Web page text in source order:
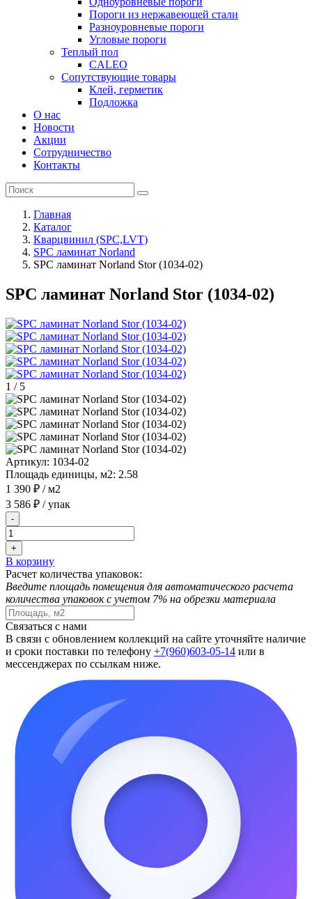
Пороги из нержавеющей стали
Разноуровневые пороги
Угловые пороги
Теплый пол
CALEO
Сопутствующие товары
Клей, герметик
Подложка
О нас
Новости
Акции
Сотрудничество
Контакты
Главная
Каталог
Кварцвинил (SPC,LVT)
SPC ламинат Norland
SPC ламинат Norland Stor (1034-02)
SPC ламинат Norland Stor (1034-02)
1 / 5
Артикул: 1034-02
Площадь единицы, м2: 2.58
1 390 ₽ / м2
3 586 ₽ / упак
-
+
В корзину
Расчет количества упаковок:
Введите площадь помещения для автоматического расчета
количества упаковок с учетом 7% на обрезки материала
Связаться с нами
В связи с обновлением коллекций на сайте уточняйте наличие
и сроки поставки по телефону +7(960)603-05-14 или в
мессенджерах по ссылкам ниже.